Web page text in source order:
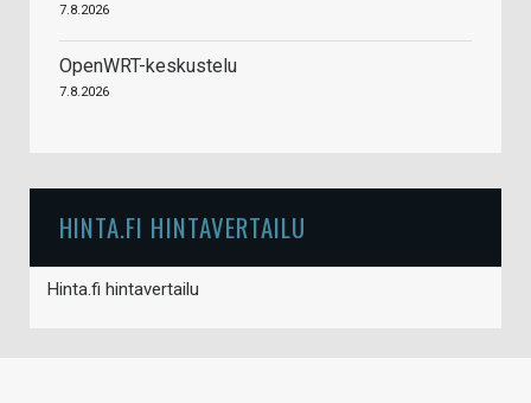
7.8.2026
OpenWRT-keskustelu
7.8.2026
HINTA.FI HINTAVERTAILU
Hinta.fi hintavertailu